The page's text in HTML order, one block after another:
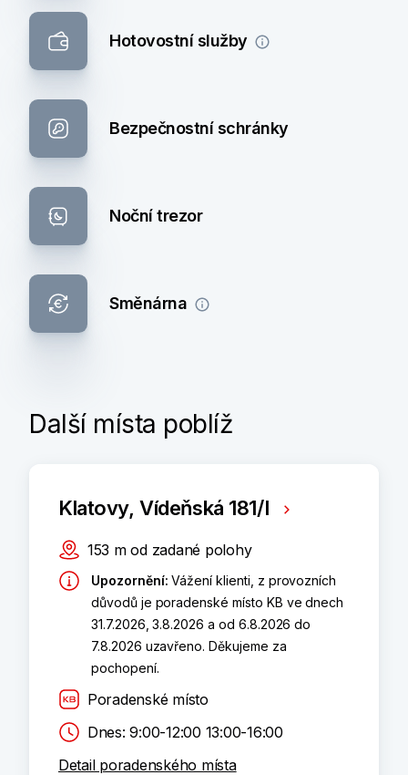
Hotovostní služby
Bezpečnostní schránky
Noční trezor
Směnárna
Další místa poblíž
Klatovy, Vídeňská 181/I
153 m od zadané polohy
Upozornění: Vážení klienti, z provozních
důvodů je poradenské místo KB ve dnech
31.7.2026, 3.8.2026 a od 6.8.2026 do
7.8.2026 uzavřeno. Děkujeme za
pochopení.
Poradenské místo
Dnes: 9:00-12:00 13:00-16:00
Detail poradenského místa